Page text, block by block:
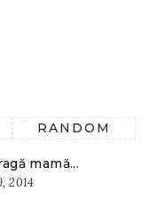
RANDOM
mamă...
2014